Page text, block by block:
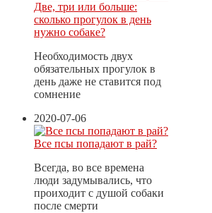
Две, три или больше:
сколько прогулок в день
нужно собаке?
Необходимость двух
обязательных прогулок в
день даже не ставится под
сомнение
2020-07-06
Все псы попадают в рай?
Всегда, во все времена
люди задумывались, что
проиходит с душой собаки
после смерти